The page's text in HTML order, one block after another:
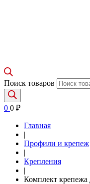
Поиск товаров
0 0 ₽
Главная
|
Профили и крепеж
|
Крепления
|
Комплект